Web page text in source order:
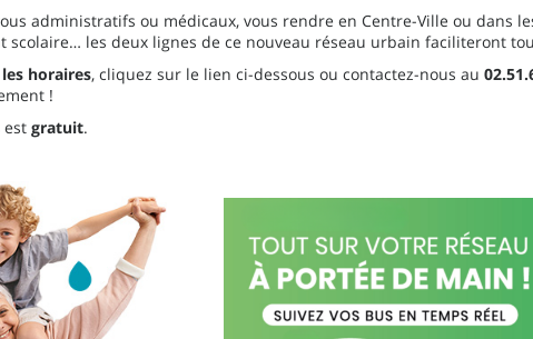
administratifs ou médicaux, vous rendre en Centre-Ville ou dans
scolaire… les deux lignes de ce nouveau réseau urbain faciliteront
les horaires, cliquez sur le lien ci-dessous ou contactez-nous au
!
est gratuit.